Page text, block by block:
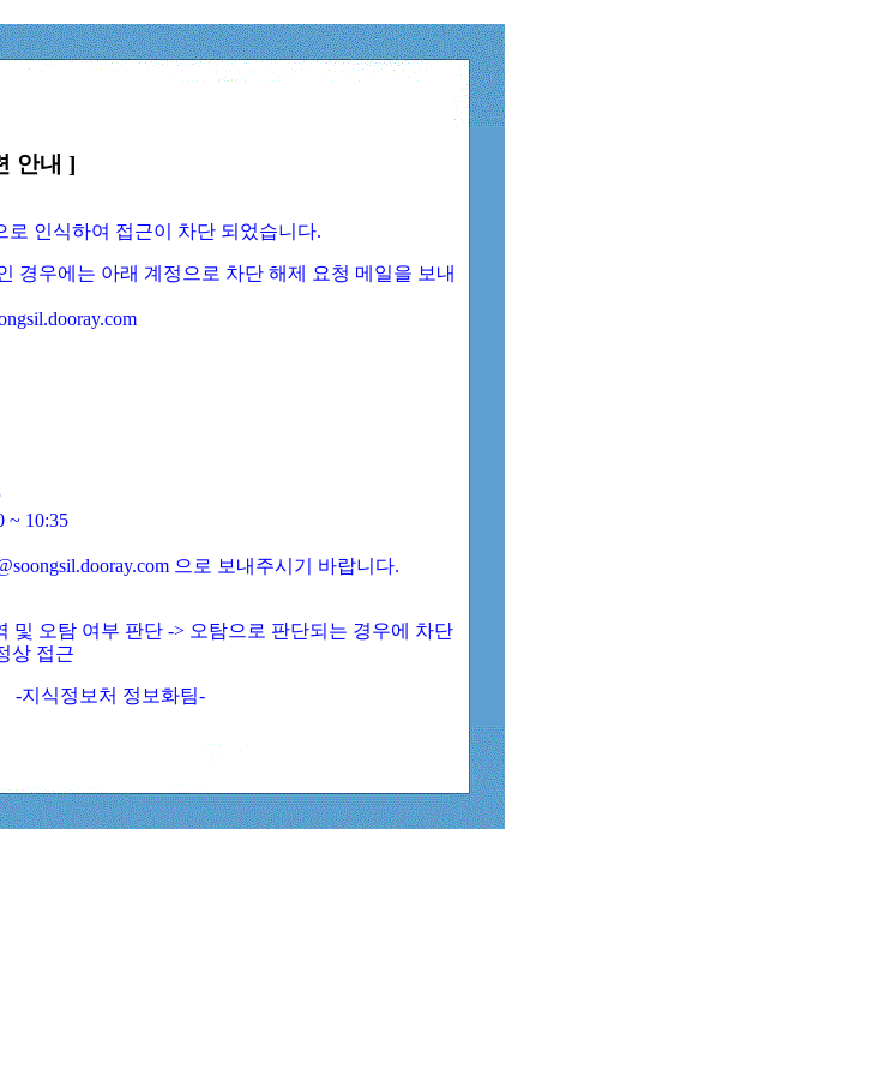
안내 ]
인식하여 접근이 차단 되었습니다.
경우에는 아래 계정으로 차단 해제 요청 메일을 보내
~ 10:35
으로 보내주시기 바랍니다.
및 오탐 여부 판단 -> 오탐으로 판단되는 경우에 차단
상 접근
-지식정보처 정보화팀-